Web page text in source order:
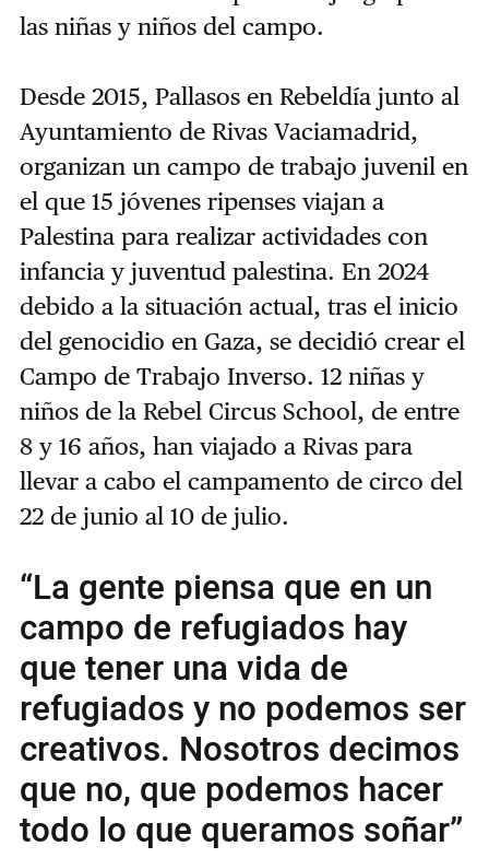
las niñas y niños del campo.
Desde 2015, Pallasos en Rebeldía junto al
Ayuntamiento de Rivas Vaciamadrid,
organizan un campo de trabajo juvenil en
el que 15 jóvenes ripenses viajan a
Palestina para realizar actividades con
infancia y juventud palestina. En 2024
debido a la situación actual, tras el inicio
del genocidio en Gaza, se decidió crear el
Campo de Trabajo Inverso. 12 niñas y
niños de la Rebel Circus School, de entre
8 y 16 años, han viajado a Rivas para
llevar a cabo el campamento de circo del
22 de junio al 10 de julio.
“La gente piensa que en un
campo de refugiados hay
que tener una vida de
refugiados y no podemos ser
creativos. Nosotros decimos
que no, que podemos hacer
todo lo que queramos soñar”